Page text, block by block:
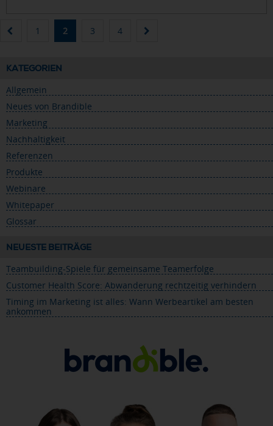
1 2 3 4
KATEGORIEN
Allgemein
Neues von Brandible
Marketing
Nachhaltigkeit
Referenzen
Produkte
Webinare
Whitepaper
Glossar
NEUESTE BEITRÄGE
Teambuilding-Spiele für gemeinsame Teamerfolge
Customer Health Score: Abwanderung rechtzeitig verhindern
Timing im Marketing ist alles: Wann Werbeartikel am besten
ankommen